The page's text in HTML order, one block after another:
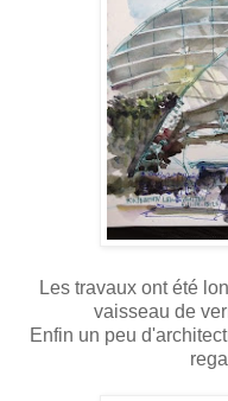
Les travaux ont été
vaisseau de
Enfin un peu